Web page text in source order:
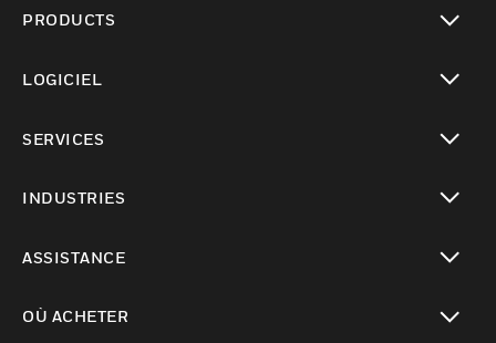
PRODUCTS
LOGICIEL
SERVICES
INDUSTRIES
ASSISTANCE
OÙ ACHETER